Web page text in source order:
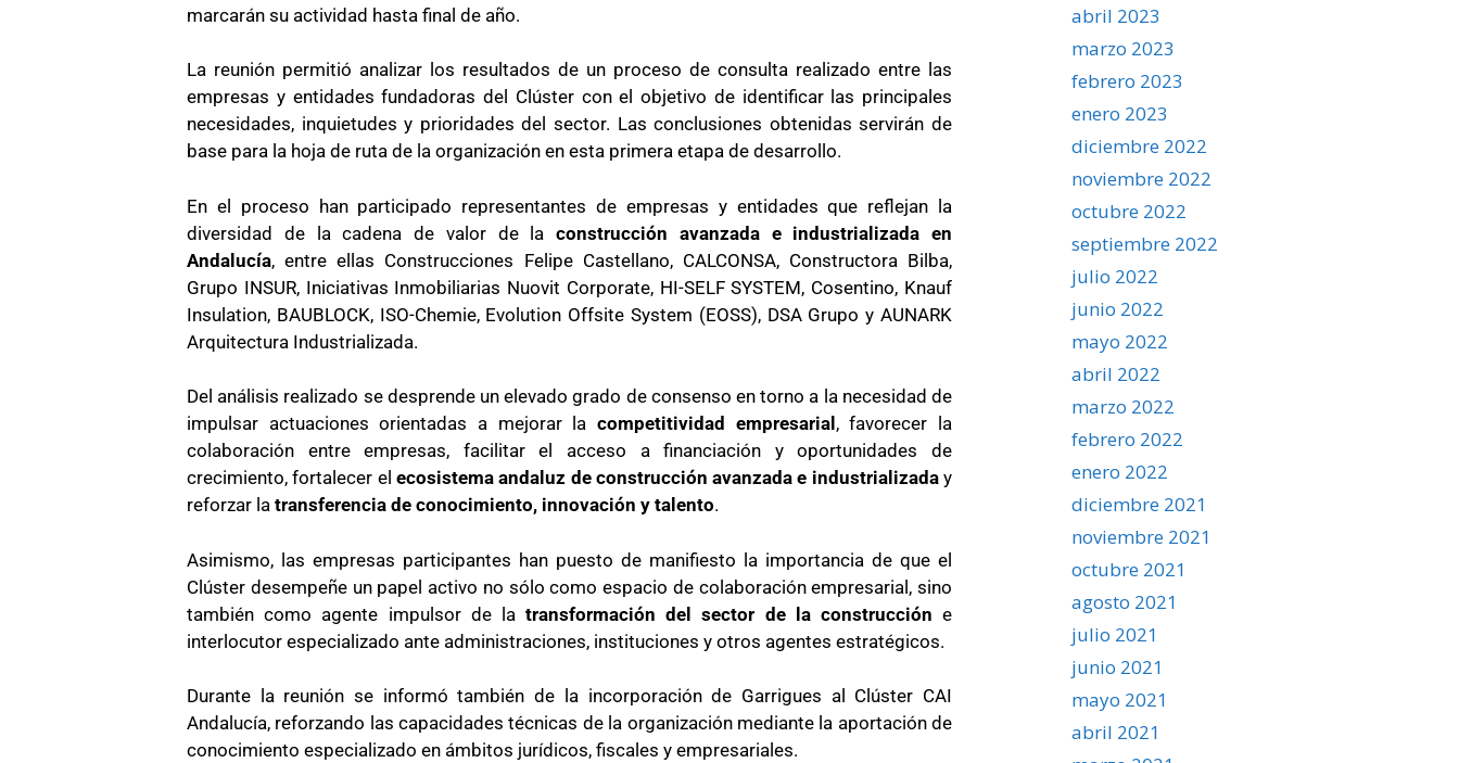
marcarán su actividad hasta final de año.
La reunión permitió analizar los resultados de un proceso de consulta realizado entre las
empresas y entidades fundadoras del Clúster con el objetivo de identificar las principales
necesidades, inquietudes y prioridades del sector. Las conclusiones obtenidas servirán de
base para la hoja de ruta de la organización en esta primera etapa de desarrollo.
En el proceso han participado representantes de empresas y entidades que reflejan la
diversidad de la cadena de valor de la construcción avanzada e industrializada en
Andalucía, entre ellas Construcciones Felipe Castellano, CALCONSA, Constructora Bilba,
Grupo INSUR, Iniciativas Inmobiliarias Nuovit Corporate, HI-SELF SYSTEM, Cosentino, Knauf
Insulation, BAUBLOCK, ISO-Chemie, Evolution Offsite System (EOSS), DSA Grupo y AUNARK
Arquitectura Industrializada.
Del análisis realizado se desprende un elevado grado de consenso en torno a la necesidad de
impulsar actuaciones orientadas a mejorar la competitividad empresarial , favorecer la
colaboración entre empresas, facilitar el acceso a financiación y oportunidades de
crecimiento, fortalecer el ecosistema andaluz de construcción avanzada e industrializaday
reforzar la transferencia de conocimiento, innovación y talento.
Asimismo, las empresas participantes han puesto de manifiesto la importancia de que el
Clúster desempeñe un papel activo no sólo como espacio de colaboración empresarial, sino
también como agente impulsor de la transformación del sector de la construcción e
interlocutor especializado ante administraciones, instituciones y otros agentes estratégicos.
Durante la reunión se informó también de la incorporación de Garrigues al Clúster CAI
Andalucía, reforzando las capacidades técnicas de la organización mediante la aportación de
conocimiento especializado en ámbitos jurídicos, fiscales y empresariales.
abril 2023
marzo 2023
febrero 2023
enero 2023
diciembre 2022
noviembre 2022
octubre 2022
septiembre 2022
julio 2022
junio 2022
mayo 2022
abril 2022
marzo 2022
febrero 2022
enero 2022
diciembre 2021
noviembre 2021
octubre 2021
agosto 2021
julio 2021
junio 2021
mayo 2021
abril 2021